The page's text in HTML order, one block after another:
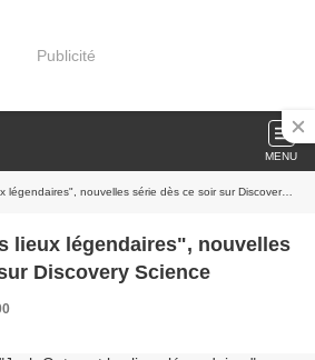
Publicité
MENU
nouvelles série dès ce soir sur Discovery Science
lieux légendaires", nouvelles
Discovery Science